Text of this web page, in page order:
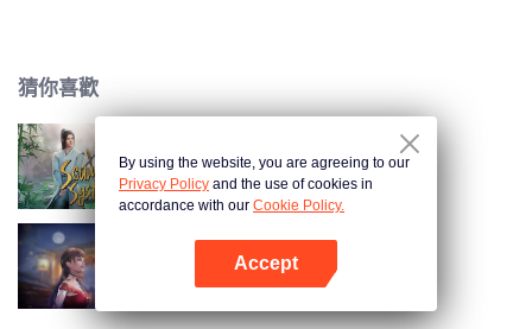
猜你喜歡
穿書自救指南
長安幻街
By using the website, you are agreeing to our
Privacy Policy and the use of cookies in
accordance with our Cookie Policy.
Accept